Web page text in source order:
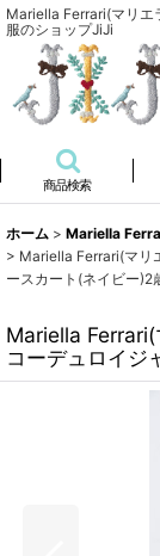
Mariella Ferrari(マリエ
服のショップJiJi
商品検索
ホーム > Mariella
> Mariella Ferrari(マリ
ースカート(ネイビー)2
Mariella Ferrari(
コーデュロイジ